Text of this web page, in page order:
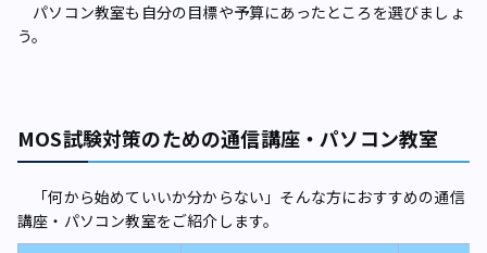
パソコン教室も自分の目標や予算にあったところを選びましょ
う。
MOS試験対策のための通信講座・パソコン教室
「何から始めていいか分からない」そんな方におすすめの通信
講座・パソコン教室をご紹介します。